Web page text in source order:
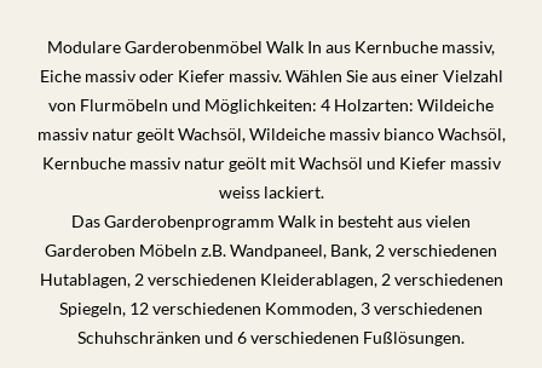
Modulare Garderobenmöbel Walk In aus Kernbuche massiv,
Eiche massiv oder Kiefer massiv. Wählen Sie aus einer Vielzahl
von Flurmöbeln und Möglichkeiten: 4 Holzarten: Wildeiche
massiv natur geölt Wachsöl, Wildeiche massiv bianco Wachsöl,
Kernbuche massiv natur geölt mit Wachsöl und Kiefer massiv
weiss lackiert.
Das Garderobenprogramm Walk in besteht aus vielen
Garderoben Möbeln z.B. Wandpaneel, Bank, 2 verschiedenen
Hutablagen, 2 verschiedenen Kleiderablagen, 2 verschiedenen
Spiegeln, 12 verschiedenen Kommoden, 3 verschiedenen
Schuhschränken und 6 verschiedenen Fußlösungen.